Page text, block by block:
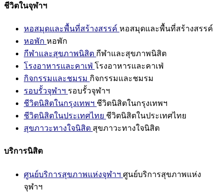
ชีวิตในจุฬาฯ
หอสมุดและพื้นที่สร้างสรรค์ หอสมุดและพื้นที่สร้างสรรค์
หอพัก หอพัก
กีฬาและสุขภาพนิสิต กีฬาและสุขภาพนิสิต
โรงอาหารและคาเฟ่ โรงอาหารและคาเฟ่
กิจกรรมและชมรม กิจกรรมและชมรม
รอบรั้วจุฬาฯ รอบรั้วจุฬาฯ
ชีวิตนิสิตในกรุงเทพฯ ชีวิตนิสิตในกรุงเทพฯ
ชีวิตนิสิตในประเทศไทย ชีวิตนิสิตในประเทศไทย
สุขภาวะทางใจนิสิต สุขภาวะทางใจนิสิต
บริการนิสิต
ศูนย์บริการสุขภาพแห่งจุฬาฯ ศูนย์บริการสุขภาพแห่ง
จุฬาฯ